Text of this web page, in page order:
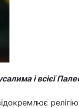
і всієї
релігію